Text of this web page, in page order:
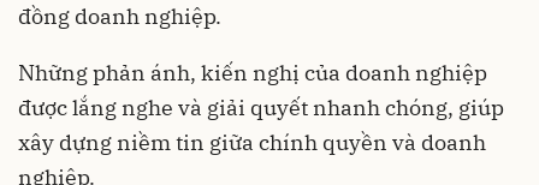
đồng doanh nghiệp.
Những phản ánh, kiến nghị của doanh nghiệp
được lắng nghe và giải quyết nhanh chóng, giúp
xây dựng niềm tin giữa chính quyền và doanh
nghiệp.